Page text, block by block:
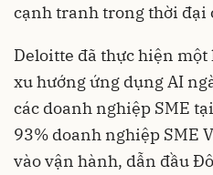
cạnh tranh trong thời đại
Deloitte đã thực hiện
xu hướng ứng dụng AI
các doanh nghiệp SME
93% doanh nghiệp SME
vào vận hành, dẫn đầu